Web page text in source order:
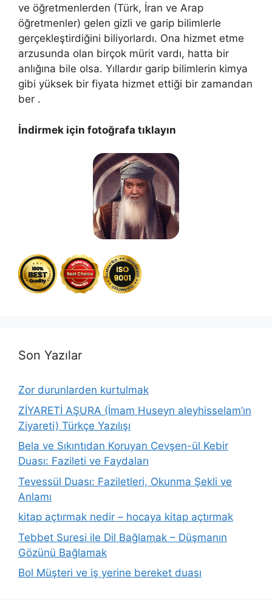
ve öğretmenlerden (Türk, İran ve Arap
öğretmenler) gelen gizli ve garip bilimlerle
gerçekleştirdiğini biliyorlardı. Ona hizmet etme
arzusunda olan birçok mürit vardı, hatta bir
anlığına bile olsa. Yıllardır garip bilimlerin kimya
gibi yüksek bir fiyata hizmet ettiği bir zamandan
ber .
İndirmek için fotoğrafa tıklayın
Son Yazılar
Zor durunlarden kurtulmak
ZİYARETİ AŞURA (İmam Huseyn aleyhisselam’ın
Ziyareti) Türkçe Yazılışı
Bela ve Sıkıntıdan Koruyan Cevşen-ül Kebir
Duası: Fazileti ve Faydaları
Tevessül Duası: Faziletleri, Okunma Şekli ve
Anlamı
kitap açtırmak nedir – hocaya kitap açtırmak
Tebbet Suresi ile Dil Bağlamak – Düşmanın
Gözünü Bağlamak
Bol Müşteri ve iş yerine bereket duası